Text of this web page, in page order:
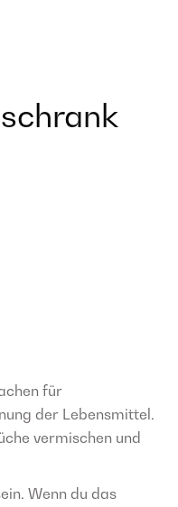
für
der Lebensmittel.
vermischen und
Wenn du das